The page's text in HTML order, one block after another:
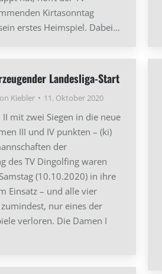
Kirtasonntag
erstes Heimspiel. Dabei…
Landesliga-Start
Kiebler 11. Oktober 2020
mit zwei Siegen in die neue
III und IV punkten – (ki)
der
des TV Dingolfing waren
(10.10.2020) in ihre
Einsatz – und alle vier
nur eines der
verloren. Die Damen I